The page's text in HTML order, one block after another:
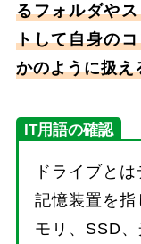
るフォルダや
トして自身の
かのように扱え
IT用語の確認
ドライブと
記憶装置を
モリ、SSD